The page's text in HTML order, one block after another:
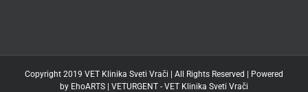
Copyright 2019 VET Klinika Sveti Vrači | All Rights Reserved | Powered
by EhoARTS VETURGENT - VET Klinika Sveti Vrači